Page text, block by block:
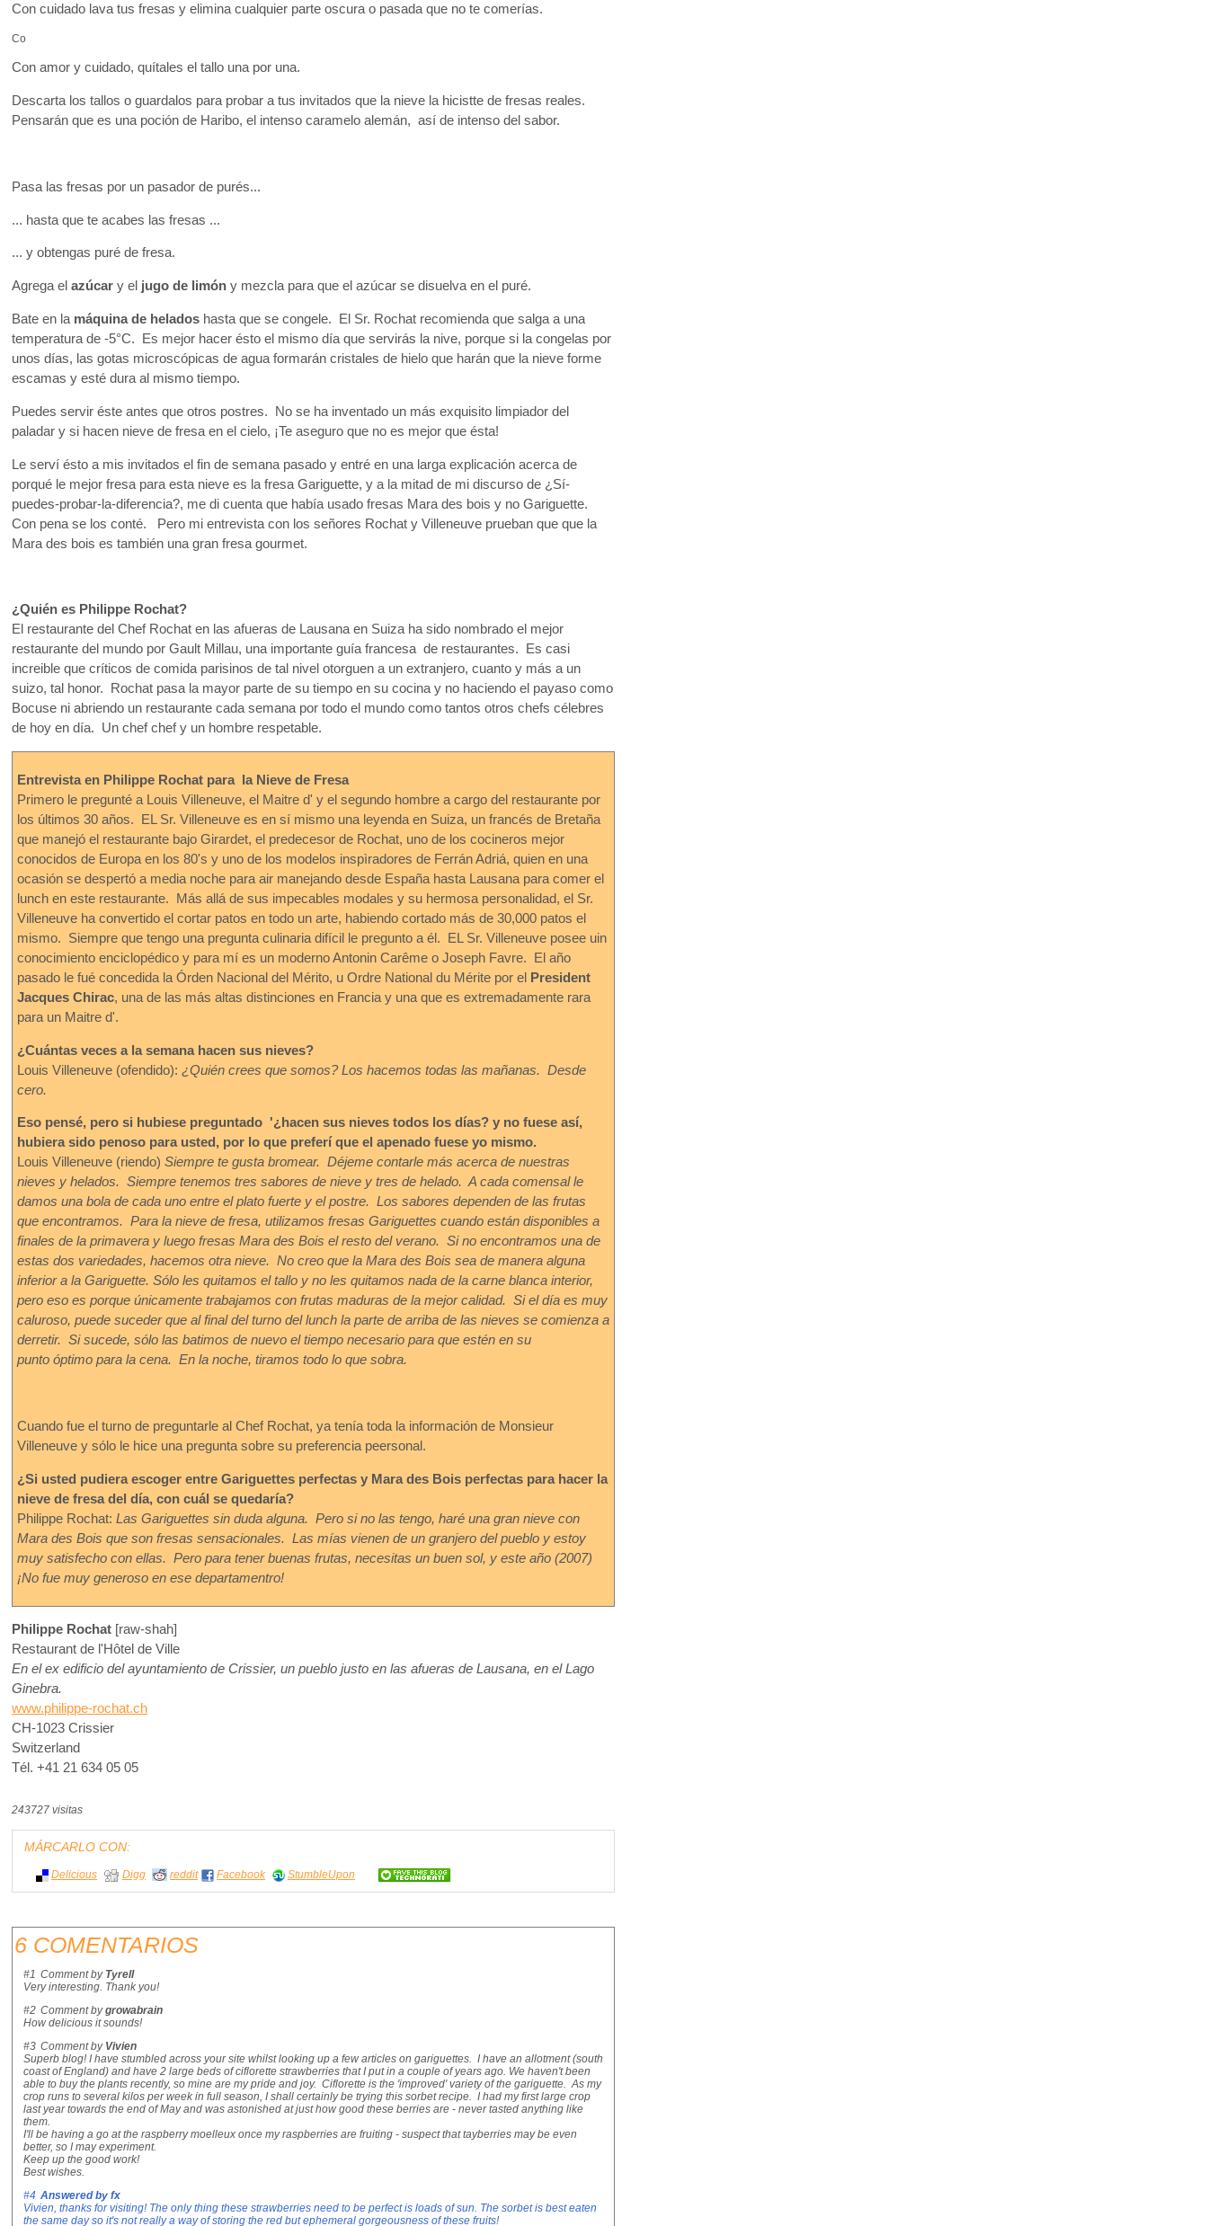
Con cuidado lava tus fresas y elimina cualquier parte oscura o pasada que no te comerías.
Co
Con amor y cuidado, quítales el tallo una por una.
Descarta los tallos o guardalos para probar a tus invitados que la nieve la hicistte de fresas reales.
Pensarán que es una poción de Haribo, el intenso caramelo alemán, así de intenso del sabor.
Pasa las fresas por un pasador de purés...
... hasta que te acabes las fresas ...
... y obtengas puré de fresa.
Agrega el azúcar y el jugo de limón y mezcla para que el azúcar se disuelva en el puré.
Bate en la máquina de helados hasta que se congele. El Sr. Rochat recomienda que salga a una
temperatura de -5°C. Es mejor hacer ésto el mismo día que servirás la nive, porque si la congelas por
unos días, las gotas microscópicas de agua formarán cristales de hielo que harán que la nieve forme
escamas y esté dura al mismo tiempo.
Puedes servir éste antes que otros postres. No se ha inventado un más exquisito limpiador del
paladar y si hacen nieve de fresa en el cielo, ¡Te aseguro que no es mejor que ésta!
Le serví ésto a mis invitados el fin de semana pasado y entré en una larga explicación acerca de
porqué le mejor fresa para esta nieve es la fresa Gariguette, y a la mitad de mi discurso de ¿Sí-
puedes-probar-la-diferencia?, me di cuenta que había usado fresas Mara des bois y no Gariguette.
Con pena se los conté. Pero mi entrevista con los señores Rochat y Villeneuve prueban que que la
Mara des bois es también una gran fresa gourmet.
¿Quién es Philippe Rochat?
El restaurante del Chef Rochat en las afueras de Lausana en Suiza ha sido nombrado el mejor
restaurante del mundo por Gault Millau, una importante guía francesa de restaurantes. Es casi
increible que críticos de comida parisinos de tal nivel otorguen a un extranjero, cuanto y más a un
suizo, tal honor. Rochat pasa la mayor parte de su tiempo en su cocina y no haciendo el payaso como
Bocuse ni abriendo un restaurante cada semana por todo el mundo como tantos otros chefs célebres
de hoy en día. Un chef chef y un hombre respetable.
Entrevista en Philippe Rochat para la Nieve de Fresa
Primero le pregunté a Louis Villeneuve, el Maitre d' y el segundo hombre a cargo del restaurante por
los últimos 30 años. EL Sr. Villeneuve es en sí mismo una leyenda en Suiza, un francés de Bretaña
que manejó el restaurante bajo Girardet, el predecesor de Rochat, uno de los cocineros mejor
conocidos de Europa en los 80's y uno de los modelos inspìradores de Ferrán Adriá, quien en una
ocasión se despertó a media noche para air manejando desde España hasta Lausana para comer el
lunch en este restaurante. Más allá de sus impecables modales y su hermosa personalidad, el Sr.
Villeneuve ha convertido el cortar patos en todo un arte, habiendo cortado más de 30,000 patos el
mismo. Siempre que tengo una pregunta culinaria difícil le pregunto a él. EL Sr. Villeneuve posee uin
conocimiento enciclopédico y para mí es un moderno Antonin Carême o Joseph Favre. El año
pasado le fué concedida la Órden Nacional del Mérito, u Ordre National du Mérite por el
President
Jacques Chirac, una de las más altas distinciones en Francia y una que es extremadamente rara
para un Maitre d'.
¿Cuántas veces a la semana hacen sus nieves?
Louis Villeneuve (ofendido): ¿Quién crees que somos? Los hacemos todas las mañanas. Desde
cero.
Eso pensé, pero si hubiese preguntado '¿hacen sus nieves todos los días? y no fuese así,
hubiera sido penoso para usted, por lo que preferí que el apenado fuese yo mismo.
Louis Villeneuve (riendo) Siempre te gusta bromear. Déjeme contarle más acerca de nuestras
nieves y helados. Siempre tenemos tres sabores de nieve y tres de helado. A cada comensal le
damos una bola de cada uno entre el plato fuerte y el postre. Los sabores dependen de las frutas
que encontramos. Para la nieve de fresa, utilizamos fresas Gariguettes cuando están disponibles a
finales de la primavera y luego fresas Mara des Bois el resto del verano. Si no encontramos una de
estas dos variedades, hacemos otra nieve. No creo que la Mara des Bois sea de manera alguna
inferior a la Gariguette. Sólo les quitamos el tallo y no les quitamos nada de la carne blanca interior,
pero eso es porque únicamente trabajamos con frutas maduras de la mejor calidad. Si el día es muy
caluroso, puede suceder que al final del turno del lunch la parte de arriba de las nieves se comienza a
derretir. Si sucede, sólo las batimos de nuevo el tiempo necesario para que estén en su
punto óptimo para la cena. En la noche, tiramos todo lo que sobra.
Cuando fue el turno de preguntarle al Chef Rochat, ya tenía toda la información de Monsieur
Villeneuve y sólo le hice una pregunta sobre su preferencia peersonal.
¿Si usted pudiera escoger entre Gariguettes perfectas y Mara des Bois perfectas para hacer la
nieve de fresa del día, con cuál se quedaría?
Philippe Rochat: Las Gariguettes sin duda alguna. Pero si no las tengo, haré una gran nieve con
Mara des Bois que son fresas sensacionales. Las mías vienen de un granjero del pueblo y estoy
muy satisfecho con ellas. Pero para tener buenas frutas, necesitas un buen sol, y este año (2007)
¡No fue muy generoso en ese departamentro!
Philippe Rochat [raw-shah]
Restaurant de l'Hôtel de Ville
En el ex edificio del ayuntamiento de Crissier, un pueblo justo en las afueras de Lausana, en el Lago
Ginebra.
www.philippe-rochat.ch
CH-1023 Crissier
Switzerland
Tél. +41 21 634 05 05
243727 visitas
MÁRCARLO CON:
Delicious Digg reddit Facebook StumbleUpon
6 COMENTARIOS
#1 Comment by Tyrell
Very interesting. Thank you!
#2 Comment bygrowabrain
How delicious it sounds!
#3 Comment by Vivien
Superb blog! I have stumbled across your site whilst looking up a few articles on gariguettes. I have an allotment (south
coast of England) and have 2 large beds of ciflorette strawberries that I put in a couple of years ago. We haven't been
able to buy the plants recently, so mine are my pride and joy. Ciflorette is the 'improved' variety of the gariguette. As my
crop runs to several kilos per week in full season, I shall certainly be trying this sorbet recipe. I had my first large crop
last year towards the end of May and was astonished at just how good these berries are - never tasted anything like
them.
I'll be having a go at the raspberry moelleux once my raspberries are fruiting - suspect that tayberries may be even
better, so I may experiment.
Keep up the good work!
Best wishes.
#4 Answered by fx
Vivien, thanks for visiting! The only thing these strawberries need to be perfect is loads of sun. The sorbet is best eaten
the same day so it's not really a way of storing the red but ephemeral gorgeousness of these fruits!